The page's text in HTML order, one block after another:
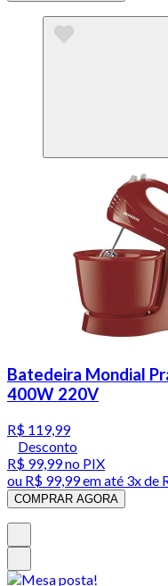
Batedeira Mondial
400W 220V
R$ 119,99
Desconto
R$ 99,99no PIX
ou R$ 99,99em até 3x de
COMPRAR AGORA